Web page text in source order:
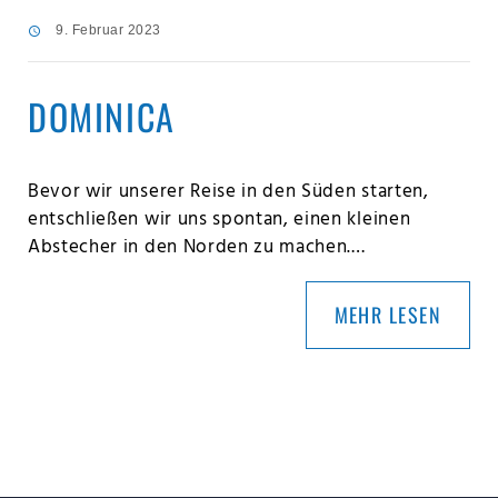
9. Februar 2023
DOMINICA
Bevor wir unserer Reise in den Süden starten,
entschließen wir uns spontan, einen kleinen
Abstecher in den Norden zu machen.…
MEHR LESEN